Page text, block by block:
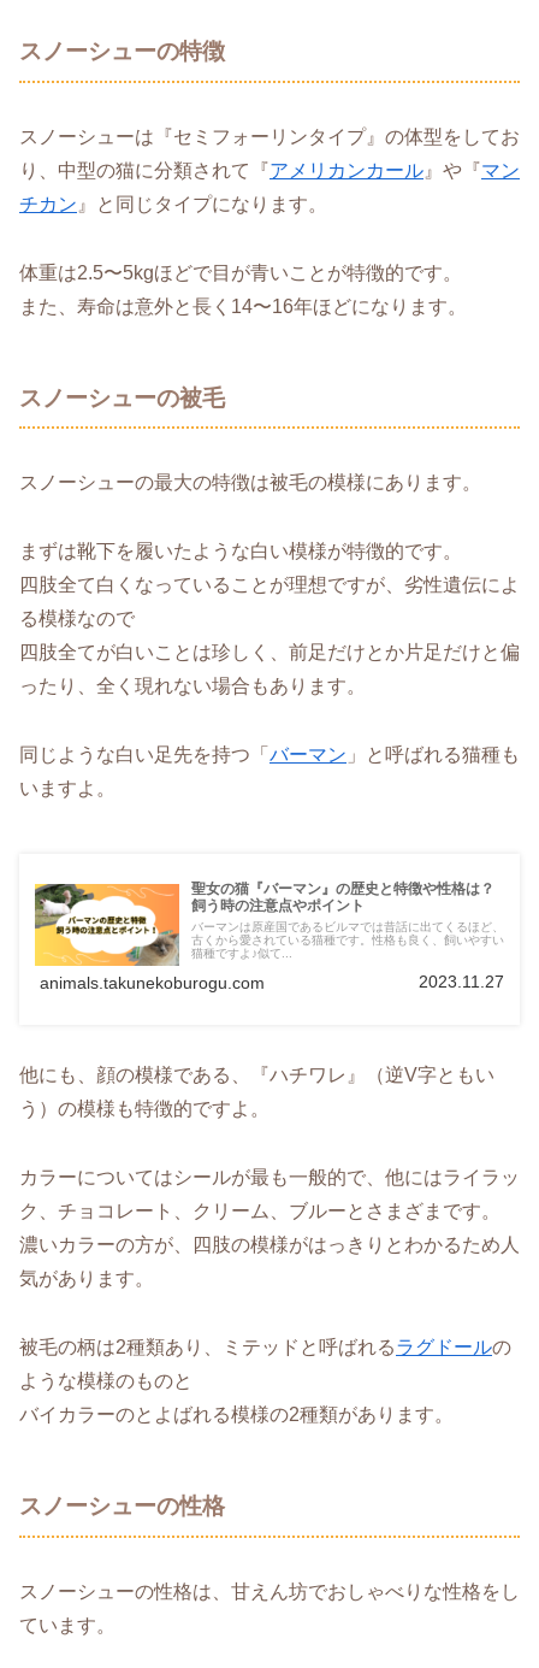
スノーシューの特徴
スノーシューは『セミフォーリンタイプ』の体型をしてお
り、中型の猫に分類されて『アメリカンカール 』や『マン
チカン 』と同じタイプになります。
体重は2.5〜5kgほどで目が青いことが特徴的です。
また、寿命は意外と長く14〜16年ほどになります。
スノーシューの被毛
スノーシューの最大の特徴は被毛の模様にあります。
まずは靴下を履いたような白い模様が特徴的です。
四肢全て白くなっていることが理想ですが、劣性遺伝によ
る模様なので
四肢全てが白いことは珍しく、前足だけとか片足だけと偏
ったり、全く現れない場合もあります。
同じような白い足先を持つ「 バーマン 」と呼ばれる猫種も
いますよ。
聖女の猫『バーマン』の歴史と特徴や性格は？
飼う時の注意点やポイント
バーマンは原産国であるビルマでは昔話に出てくるほど、
古くから愛されている猫種です。性格も良く、飼いやすい
猫種ですよ♪似て...
animals.takunekoburogu.com 2023.11.27
他にも、顔の模様である、『ハチワレ』（逆V字ともい
う）の模様も特徴的ですよ。
カラーについてはシールが最も一般的で、他にはライラッ
ク、チョコレート、クリーム、ブルーとさまざまです。
濃いカラーの方が、四肢の模様がはっきりとわかるため人
気があります。
被毛の柄は2種類あり、ミテッドと呼ばれるラグドールの
ような模様のものと
バイカラーのとよばれる模様の2種類があります。
スノーシューの性格
スノーシューの性格は、甘えん坊でおしゃべりな性格をし
ています。